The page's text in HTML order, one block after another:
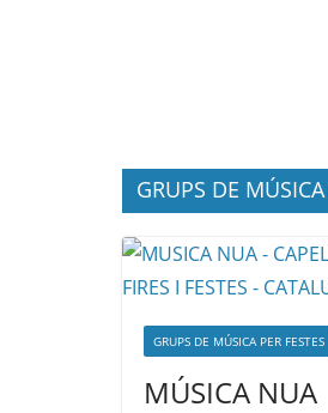
GRUPS DE MÚSICA
GRUPS DE MÚSICA PER FESTES
MÚSICA NUA